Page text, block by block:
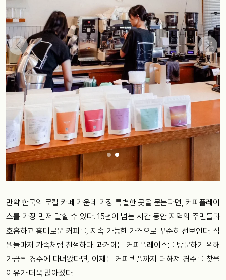
만약 한국의 로컬 카페 가운데 가장 특별한 곳을 묻는다면, 커피플레이
스를 가장 먼저 말할 수 있다. 15년이 넘는 시간 동안 지역의 주민들과
호흡하고 흥미로운 커피를, 지속 가능한 가격으로 꾸준히 선보인다. 직
원들마저 가족처럼 친절하다. 과거에는 커피플레이스를 방문하기 위해
가끔씩 경주에 다녀왔다면, 이제는 커피템플까지 더해져 경주를 찾을
이유가 더욱 많아졌다.